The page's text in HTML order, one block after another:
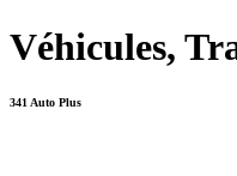
Véhicules,
341 Auto Plus